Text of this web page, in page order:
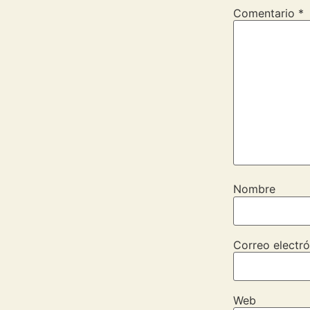
Comentario *
Nombre
Correo
Web